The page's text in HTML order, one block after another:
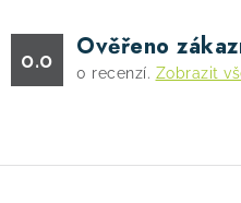
0.0 Ověřeno
0 recenzí. Zobrazit